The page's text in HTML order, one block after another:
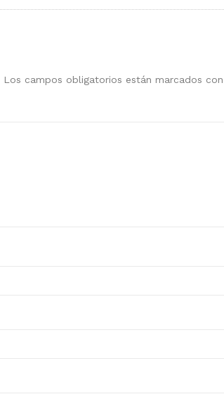
Los campos obligatorios están marcados